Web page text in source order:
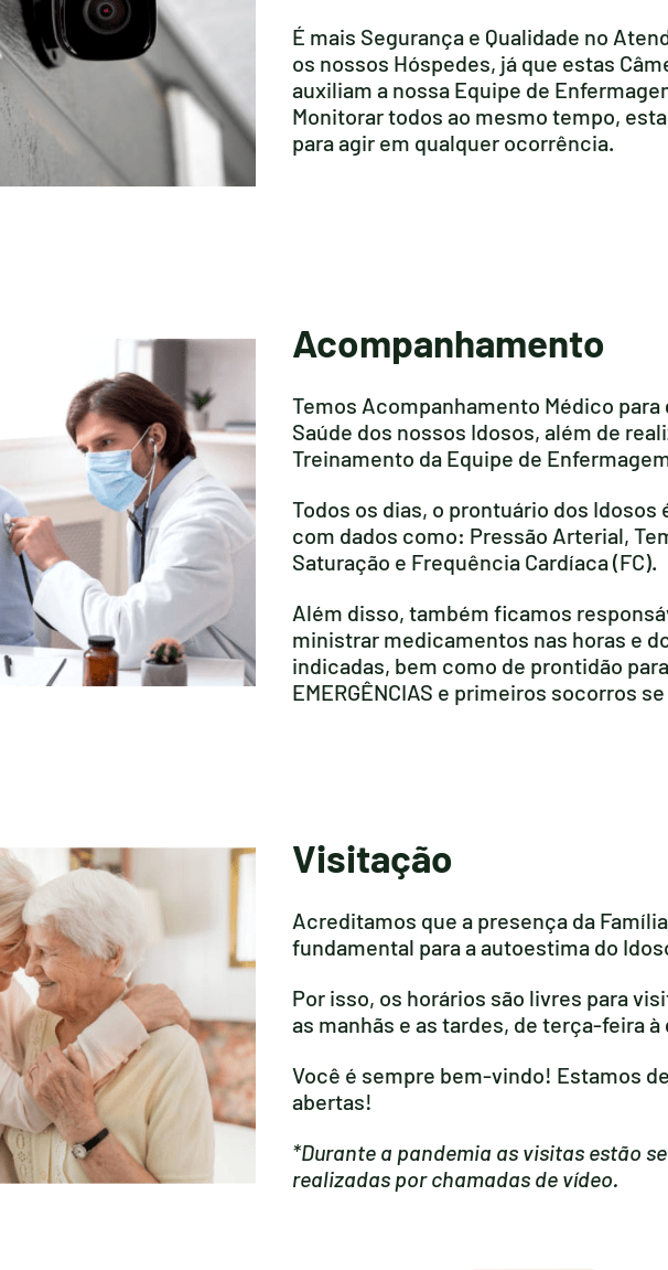
É mais Segurança e Qualidade no
os nossos Hóspedes, já que estas
auxiliam a nossa Equipe de
Monitorar todos ao mesmo tempo,
para agir em qualquer ocorrência.
Acompanhamento
Temos Acompanhamento Médico para
Saúde dos nossos Idosos, além de
Treinamento da Equipe de
Todos os dias, o prontuário dos Idosos
com dados como: Pressão Arterial,
Saturação e Frequência Cardíaca (FC).
Além disso, também ficamos
ministrar medicamentos nas horas e
indicadas, bem como de prontidão para
EMERGÊNCIAS e primeiros socorros
Visitação
Acreditamos que a presença da
fundamental para a autoestima do
Por isso, os horários são livres para
as manhãs e as tardes, de terça-feira à
Você é sempre bem-vindo! Estamos
abertas!
*Durante a pandemia as visitas estão
realizadas por chamadas de vídeo.